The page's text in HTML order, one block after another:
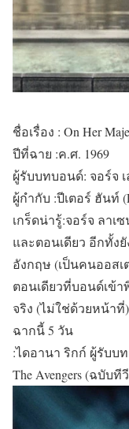
ชื่อเรื่อง : On Her
ปีที่ฉาย :ค.ศ. 1969
ผู้รับบทบอนด์: จอร์จ เ
ผู้กำกับ :ปีเตอร์ ฮันท์
เกร็ดน่ารู้:จอร์จ ลา
และตอนเดียว อีกทั้ง
อังกฤษ (เป็นคนออส
ตอนเดียวที่บอนด์เข้า
จริง (ไม่ใช่ด้วยหน้าที่
ฉากนี้ 5 วัน
:ไดอานา ริกก์ ผู้รับบ
The Avengers (ฉบับ